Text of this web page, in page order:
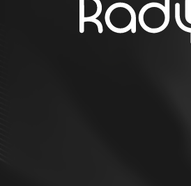
Bedia İle
Bedia İle